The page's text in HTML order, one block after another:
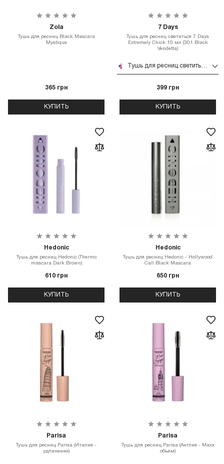
Zola
Тушь для ресниц Black Mascara
Mystique
365 грн
КУПИТЬ
7 Days
Тушь для ресниц светиться 7 Days
Extremely Chick 10 мл (301 Black
Vendetta)
Тушь для ресниц светиться 7 Days Extremely Chick 10 мл (301 Black Vendetta)
399 грн
КУПИТЬ
Hedonic
Тушь для ресниц Hedonic (Thermo
mascara Dark Brown)
610 грн
КУПИТЬ
Hedonic
Тушь для ресниц Hedonic - Hollywood
Call Black Mascara
650 грн
КУПИТЬ
Parisa
Тушь для ресниц Parisa (Италия -
удлинение)
Parisa
Тушь для ресниц Parisa (Англия - Maxx
объем)